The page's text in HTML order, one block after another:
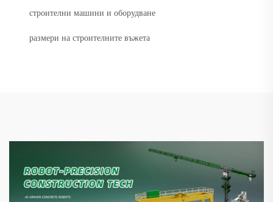
строителни машини и оборудване
размери на строителните въжета